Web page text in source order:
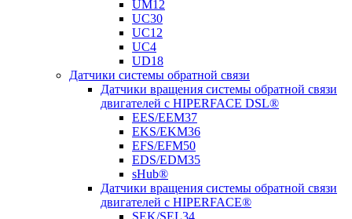
UM12
UC30
UC12
UC4
UD18
Датчики системы обратной связи
Датчики вращения системы обратной связи
двигателей с HIPERFACE DSL®
EES/EEM37
EKS/EKM36
EFS/EFM50
EDS/EDM35
sHub®
Датчики вращения системы обратной связи
двигателей с HIPERFACE®
SEK/SEL34